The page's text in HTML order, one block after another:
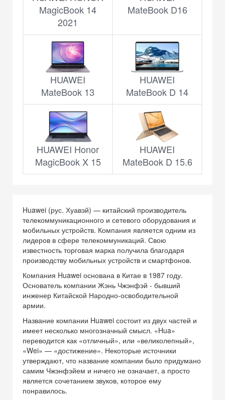
MagicBook 14
2021
MateBook D16
HUAWEI
MateBook 13
HUAWEI
MateBook D 14
HUAWEI Honor
MagicBook X 15
HUAWEI
MateBook D 15.6
Huawei (рус. Хуавэй) — китайский производитель
телекоммуникационного и сетевого оборудования и
мобильных устройств. Компания является одним из
лидеров в сфере телекоммуникаций. Свою
известность торговая марка получила благодаря
производству мобильных устройств и смартфонов.
Компания Huawei основана в Китае в 1987 году.
Основатель компании Жэнь Чжэнфэй - бывший
инженер Китайской Народно-освободительной
армии.
Название компании Huawei состоит из двух частей и
имеет несколько многозначный смысл. «Hua»
переводится как «отличный», или «великолепный»,
«Wei» — «достижение». Некоторые источники
утверждают, что название компании было придумано
самим Чжэнфэйем и ничего не означает, а просто
является сочетанием звуков, которое ему
понравилось.